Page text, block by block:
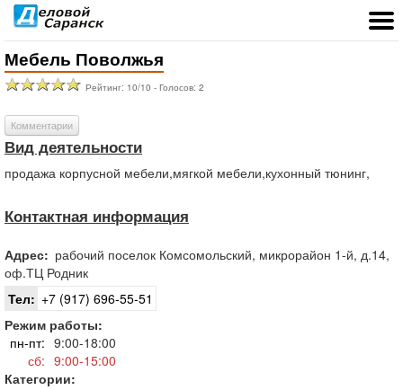
Мебель Поволжья
Рейтинг: 10/10 - Голосов: 2
Комментарии
Вид деятельности
продажа корпусной мебели,мягкой мебели,кухонный тюнинг,
Контактная информация
Адрес: рабочий поселок Комсомольский, микрорайон 1-й, д.14,
оф.ТЦ Родник
Тел: +7 (917) 696-55-51
Режим работы:
пн-пт: 9:00-18:00
сб: 9:00-15:00
Категории: